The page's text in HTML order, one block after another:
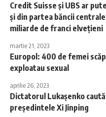
Credit Suisse şi UBS ar
şi din partea băncii
miliarde de franci elveţieni
martie 21, 2023
Europol: 400 de femei
exploatau sexual
aprilie 26, 2023
Dictatorul Lukașenko
președintele Xi Jinping